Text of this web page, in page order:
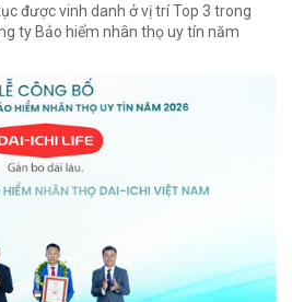
được vinh danh ở vị trí Top 3 trong
ty Bảo hiểm nhân thọ uy tín năm